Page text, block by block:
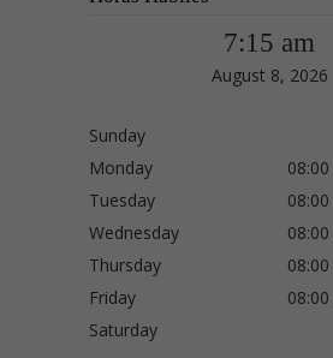
7:15 am
August 8, 2026
Sunday
Monday
Tuesday
Wednesday
Thursday
Friday
Saturday